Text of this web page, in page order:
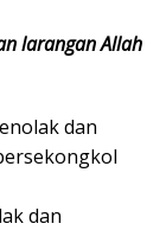
larangan Allah
dan
dan